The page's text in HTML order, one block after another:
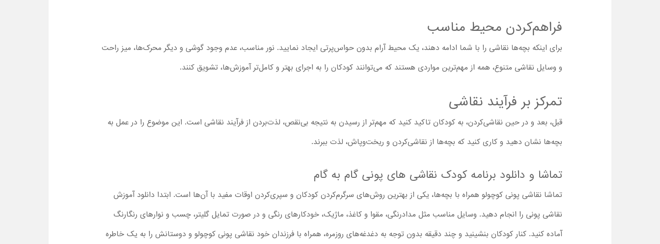
فراهم‌کردن محیط مناسب
برای اینکه بچه‌ها نقاشی را با شما ادامه دهند، یک محیط آرام بدون حواس‌پرتی ایجاد نمایید. نور مناسب، عدم وجود گوشی و دیگر محرک‌ها، میز راحت
و وسایل نقاشی متنوع، همه از مهم‌ترین مواردی هستند که می‌توانند کودکان را به اجرای بهتر و کامل‌تر آموزش‌ها، تشویق کنند.
تمرکز بر فرآیند نقاشی
قبل، بعد و در حین نقاشی‌کردن، به کودکان تاکید کنید که مهم‌تر از رسیدن به نتیجه بی‌نقص، لذت‌بردن از فرآیند نقاشی است. این موضوع را در عمل به
بچه‌ها نشان دهید و کاری کنید که بچه‌ها از نقاشی‌کردن و ریخت‌وپاش، لذت ببرند.
تماشا و دانلود برنامه کودک نقاشی های پونی گام به گام
تماشا نقاشی پونی کوچولو همراه با بچه‌ها، یکی از بهترین روش‌های سرگرم‌کردن کودکان و سپری‌کردن اوقات مفید با آن‌ها است. ابتدا دانلود آموزش
نقاشی پونی را انجام دهید. وسایل مناسب مثل مدادرنگی، مقوا و کاغذ، ماژیک، خودکارهای رنگی و در صورت تمایل گلیتر، چسب و نوارهای رنگارنگ
آماده کنید. کنار کودکان بنشینید و چند دقیقه بدون توجه به دغدغه‌های روزمره، همراه با فرزندان خود نقاشی پونی کوچولو و دوستانش را به یک خاطره